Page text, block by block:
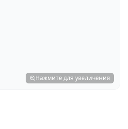
Нажмите для увеличения